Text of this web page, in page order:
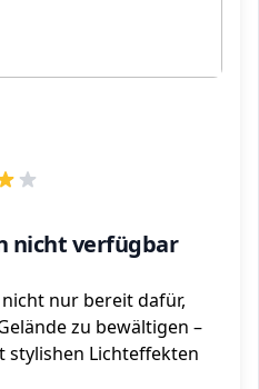
nicht verfügbar
nur bereit dafür,
zu bewältigen –
Lichteffekten